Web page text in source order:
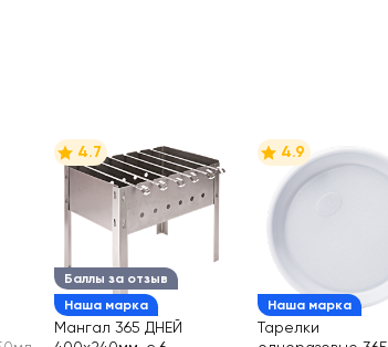
Баллы за отзыв
Наша марка
4.7
Мангал 365 ДНЕЙ
Наша марка
4.9
Тарелки